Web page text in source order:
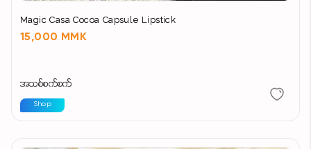
Magic Casa Cocoa Capsule Lipstick
15,000 MMK
အသစ်စက်စက်
Shop